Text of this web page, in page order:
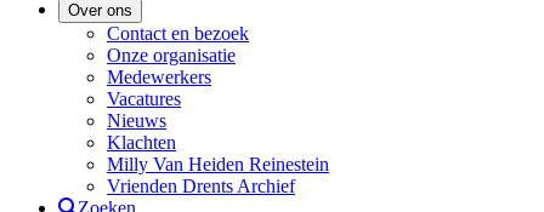
Over ons
Contact en bezoek
Onze organisatie
Medewerkers
Vacatures
Nieuws
Klachten
Milly Van Heiden Reinestein
Vrienden Drents Archief
Zoeken